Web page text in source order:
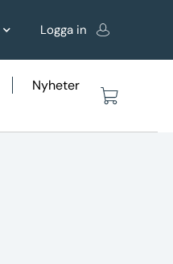
Logga in
Nyheter